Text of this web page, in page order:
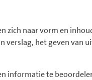
zich naar vorm en
verslag, het geven van
informatie te